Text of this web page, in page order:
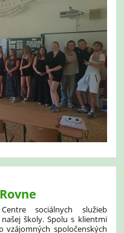
sociálnych služieb
školy. Spolu s klientmi
vzájomných spoločenských